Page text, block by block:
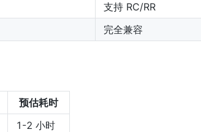
支持 RC/RR
完全兼容
预估耗时
1-2 小时